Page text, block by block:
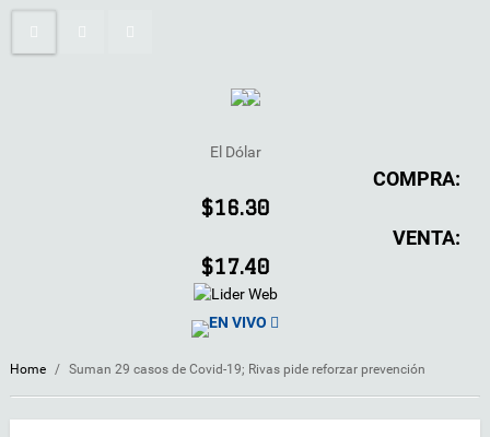
El Dólar
COMPRA:
$16.30
VENTA:
$17.40
EN VIVO
Home / Suman 29 casos de Covid-19; Rivas pide reforzar prevención